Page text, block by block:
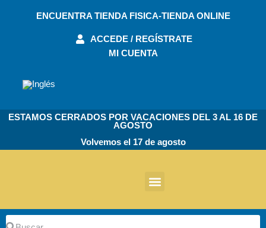
ENCUENTRA TIENDA FISICA-TIENDA ONLINE
ACCEDE / REGÍSTRATE
MI CUENTA
ESTAMOS CERRADOS POR VACACIONES DEL 3 AL 16 DE
AGOSTO
Volvemos el 17 de agosto
BuscarBuscar